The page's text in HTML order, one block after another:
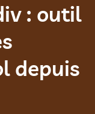
: outil
depuis